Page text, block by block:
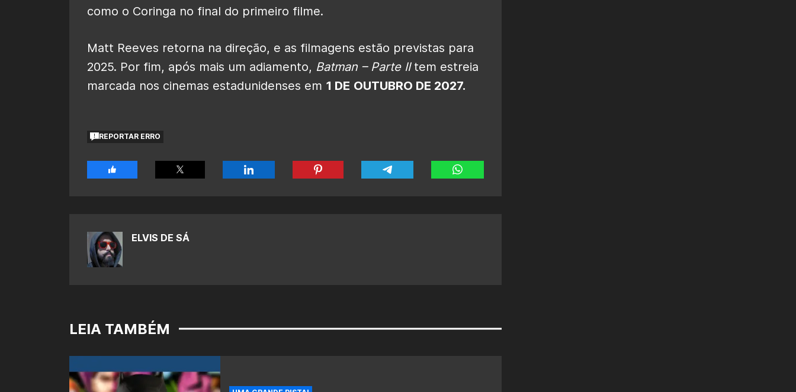
como o Coringa no final do primeiro filme.
Matt Reeves retorna na direção, e as filmagens estão previstas para
2025. Por fim, após mais um adiamento, Batman – Parte IItem estreia
marcada nos cinemas estadunidenses em 1 DE OUTUBRO DE 2027.
REPORTAR ERRO
ELVIS DE SÁ
LEIA TAMBÉM